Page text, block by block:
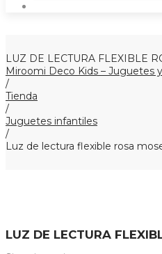
LUZ DE LECTURA FLEXIBLE
Miroomi Deco Kids – Juguetes
/
Tienda
/
Juguetes infantiles
/
Luz de lectura flexible rosa
LUZ DE LECTURA